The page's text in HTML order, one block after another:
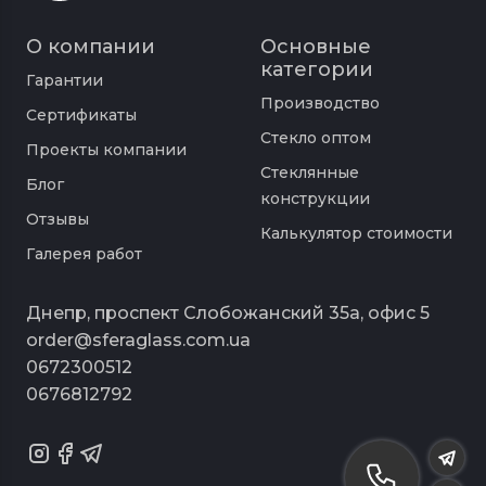
на мелкие осколки с тупыми гранями. Такими
кусочками абсолютно невозможно
Современные технологии изготовления и
обработки стекла позволяют производить
перегородки следующих типов:
тонированные;
матированные;
Каждый из вариантов по-своему эстетичен и
функционален. Если нужно добавить
помещению конфиденциальности лучше
использовать тонированное или
Монтаж цельностеклянных
О компании
Гарантии
Сертификаты
Проекты компании
Блог
Отзывы
Галерея работ
Основные
категории
Производство
Стекло оптом
Стеклянные
конструкции
Калькулятор стоимости
Днепр, проспект Слобожанский 35а, офис 5
order@sferaglass.com.ua
0672300512
0676812792